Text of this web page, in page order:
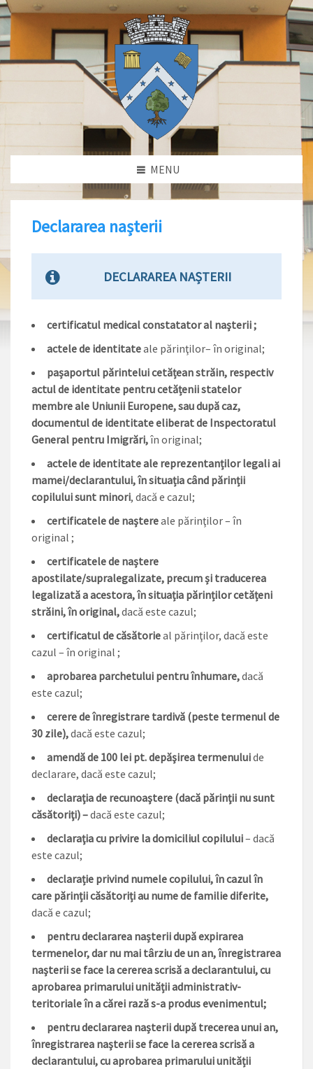
MENU
Declararea nașterii
DECLARAREA NAȘTERII
certificatul medical constatator al naşterii ;
actele de identitateale părinţilor– în original;
pașaportul părintelui cetățean străin, respectiv
actul de identitate pentru cetățenii statelor
membre ale Uniunii Europene, sau după caz,
documentul de identitate eliberat de Inspectoratul
General pentru Imigrări,în original;
actele de identitate ale reprezentanților legali ai
mamei/declarantului, în situația când părinții
copilului sunt minori, dacă e cazul;
certificatele de naştereale părinţilor – în
original ;
certificatele de naștere
apostilate/supralegalizate, precum și traducerea
legalizată a acestora, în situația părinților cetățeni
străini, în original,dacă este cazul;
certificatul de căsătorieal părinţilor, dacă este
cazul – în original ;
aprobarea parchetului pentru înhumare,dacă
este cazul;
cerere de înregistrare tardivă (peste termenul de
30 zile),dacă este cazul;
amendă de 100 lei pt. depăşirea termenuluide
declarare, dacă este cazul;
declaraţia de recunoaştere (dacă părinţii nu sunt
căsătoriţi) –dacă este cazul;
declaraţia cu privire la domiciliul copilului– dacă
este cazul;
declarație privind numele copilului, în cazul în
care părinții căsătoriți au nume de familie diferite,
dacă e cazul;
pentru declararea nașterii după expirarea
termenelor, dar nu mai târziu de un an, înregistrarea
naşterii se face la cererea scrisă a declarantului, cu
aprobarea primarului unității administrativ-
teritoriale în a cărei rază s-a produs evenimentul;
pentru declararea nașterii după trecerea unui an,
înregistrarea naşterii se face la cererea scrisă a
declarantului, cu aprobarea primarului unității